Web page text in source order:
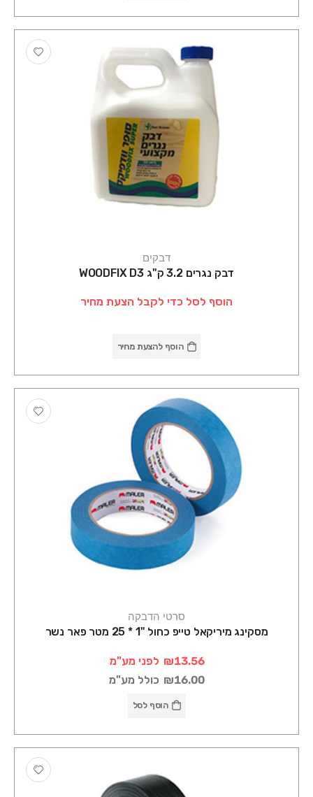
דבקים
דבק נגרים 3.2 ק"ג WOODFIX D3
הוסף לסל כדי לקבל הצעת מחיר
הוסף להצעת מחיר
סרטי הדבקה
מסקינג מיריקאל טייפ כחול "1 * 25 מטר פאר נשר
₪13.56 לפני מע"מ
₪16.00 כולל מע"מ
הוסף לסל